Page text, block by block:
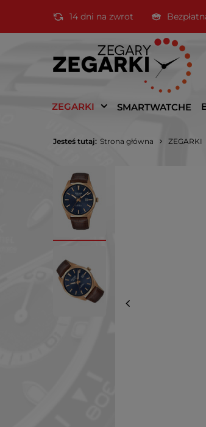
14 dni na zwrot
ZEGARKI SMARTWATCHE
Jesteś tutaj: Strona główna ZEGARKI